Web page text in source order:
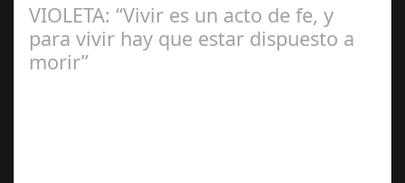
VIOLETA: “Vivir es un acto de fe, y
para vivir hay que estar dispuesto a
morir”